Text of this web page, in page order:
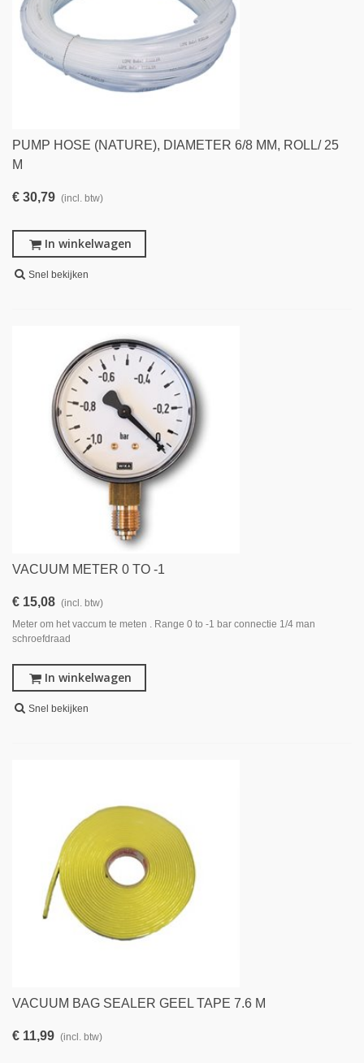
PUMP HOSE (NATURE), DIAMETER 6/8 MM, ROLL/ 25
M
€ 30,79 (incl. btw)
In winkelwagen
Snel bekijken
VACUUM METER 0 TO -1
€ 15,08 (incl. btw)
Meter om het vaccum te meten . Range 0 to -1 bar connectie 1/4 man
schroefdraad
In winkelwagen
Snel bekijken
VACUUM BAG SEALER GEEL TAPE 7.6 M
€ 11,99 (incl. btw)